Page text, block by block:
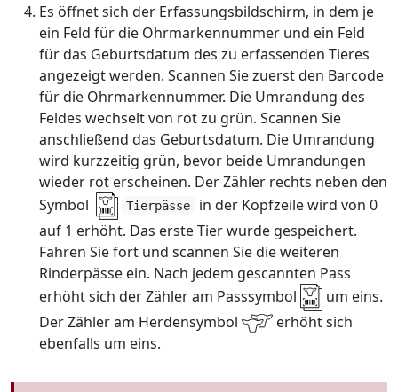
Es öffnet sich der Erfassungsbildschirm, in dem je
ein Feld für die Ohrmarkennummer und ein Feld
für das Geburtsdatum des zu erfassenden Tieres
angezeigt werden. Scannen Sie zuerst den Barcode
für die Ohrmarkennummer. Die Umrandung des
Feldes wechselt von rot zu grün. Scannen Sie
anschließend das Geburtsdatum. Die Umrandung
wird kurzzeitig grün, bevor beide Umrandungen
wieder rot erscheinen. Der Zähler rechts neben den
Symbol
Tierpässe
in der Kopfzeile wird von 0
auf 1 erhöht. Das erste Tier wurde gespeichert.
Fahren Sie fort und scannen Sie die weiteren
Rinderpässe ein. Nach jedem gescannten Pass
erhöht sich der Zähler am Passsymbol
um eins.
Der Zähler am Herdensymbol
erhöht sich
ebenfalls um eins.